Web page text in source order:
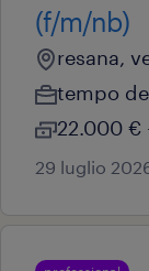
(f/m/nb)
resana,
tempo
22.000 €
29 luglio